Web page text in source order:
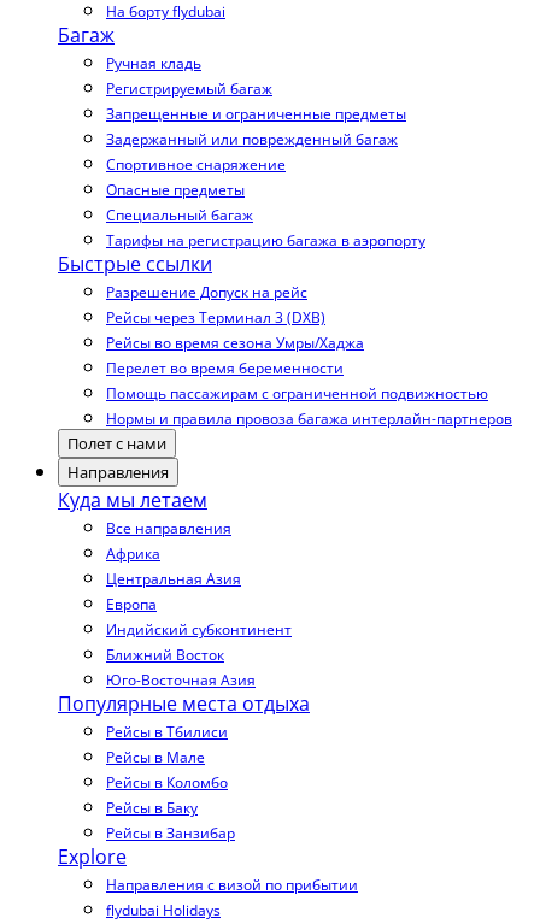
На борту flydubai
Багаж
Ручная кладь
Регистрируемый багаж
Запрещенные и ограниченные предметы
Задержанный или поврежденный багаж
Спортивное снаряжение
Опасные предметы
Специальный багаж
Тарифы на регистрацию багажа в аэропорту
Быстрые ссылки
Разрешение Допуск на рейс
Рейсы через Терминал 3 (DXB)
Рейсы во время сезона Умры/Хаджа
Перелет во время беременности
Помощь пассажирам с ограниченной подвижностью
Нормы и правила провоза багажа интерлайн-партнеров
Полет с нами
Направления
Куда мы летаем
Все направления
Африка
Центральная Азия
Европа
Индийский субконтинент
Ближний Восток
Юго-Восточная Азия
Популярные места отдыха
Рейсы в Тбилиси
Рейсы в Мале
Рейсы в Коломбо
Рейсы в Баку
Рейсы в Занзибар
Explore
Направления с визой по прибытии
flydubai Holidays